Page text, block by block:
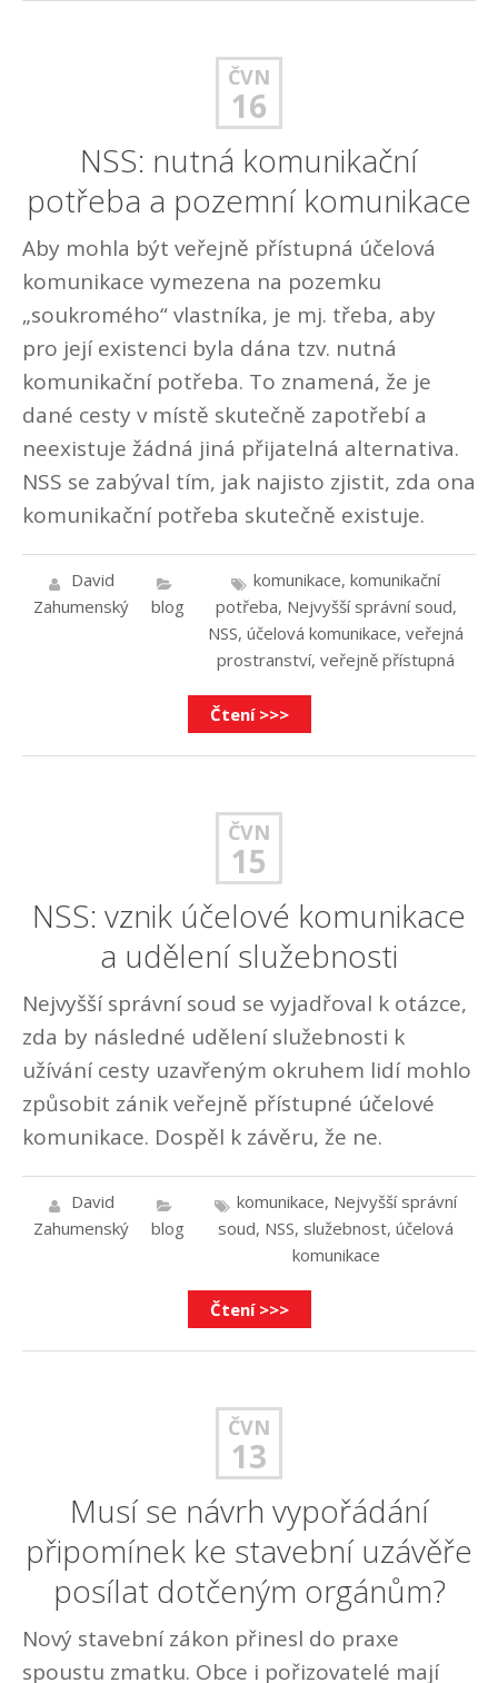
ČVN
16
NSS: nutná komunikační
potřeba a pozemní komunikace
Aby mohla být veřejně přístupná účelová
komunikace vymezena na pozemku
„soukromého“ vlastníka, je mj. třeba, aby
pro její existenci byla dána tzv. nutná
komunikační potřeba. To znamená, že je
dané cesty v místě skutečně zapotřebí a
neexistuje žádná jiná přijatelná alternativa.
NSS se zabýval tím, jak najisto zjistit, zda ona
komunikační potřeba skutečně existuje.
David
Zahumenský
blog
komunikace, komunikační
potřeba, Nejvyšší správní soud,
NSS, účelová komunikace, veřejná
prostranství, veřejně přístupná
Čtení >>>
ČVN
15
NSS: vznik účelové komunikace
a udělení služebnosti
Nejvyšší správní soud se vyjadřoval k otázce,
zda by následné udělení služebnosti k
užívání cesty uzavřeným okruhem lidí mohlo
způsobit zánik veřejně přístupné účelové
komunikace. Dospěl k závěru, že ne.
David
Zahumenský
blog
komunikace, Nejvyšší správní
soud, NSS, služebnost, účelová
komunikace
Čtení >>>
ČVN
13
Musí se návrh vypořádání
připomínek ke stavební uzávěře
posílat dotčeným orgánům?
Nový stavební zákon přinesl do praxe
spoustu zmatku. Obce i pořizovatelé mají